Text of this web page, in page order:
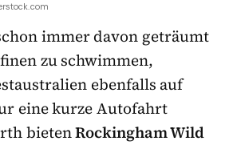
immer davon geträumt
zu schwimmen,
ebenfalls auf
eine kurze Autofahrt
bietenRockingham Wild